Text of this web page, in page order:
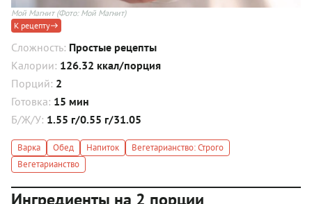
Мой Магнит(Фото: Мой Магнит)
К рецепту
Сложность: Простые рецепты
Калории: 126.32 ккал/порция
Порций: 2
Готовка: 15 мин
Б/Ж/У: 1.55 г/0.55 г/31.05
Варка Обед Напиток
Вегетарианство: Строго
Вегетарианство
Ингредиенты на 2 порции